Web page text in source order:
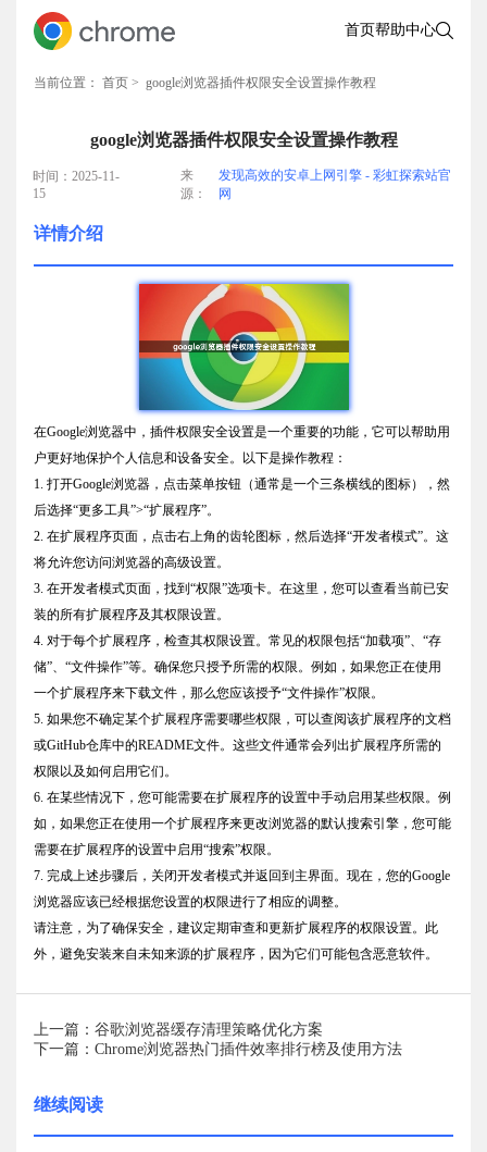
首页帮助中心
当前位置： 首页 > google浏览器插件权限安全设置操作教程
google浏览器插件权限安全设置操作教程
时间：2025-11-
15
来
源：
发现高效的安卓上网引擎 - 彩虹探索站官
网
详情介绍
在Google浏览器中，插件权限安全设置是一个重要的功能，它可以帮助用
户更好地保护个人信息和设备安全。以下是操作教程：
1. 打开Google浏览器，点击菜单按钮（通常是一个三条横线的图标），然
后选择“更多工具”>“扩展程序”。
2. 在扩展程序页面，点击右上角的齿轮图标，然后选择“开发者模式”。这
将允许您访问浏览器的高级设置。
3. 在开发者模式页面，找到“权限”选项卡。在这里，您可以查看当前已安
装的所有扩展程序及其权限设置。
4. 对于每个扩展程序，检查其权限设置。常见的权限包括“加载项”、“存
储”、“文件操作”等。确保您只授予所需的权限。例如，如果您正在使用
一个扩展程序来下载文件，那么您应该授予“文件操作”权限。
5. 如果您不确定某个扩展程序需要哪些权限，可以查阅该扩展程序的文档
或GitHub仓库中的README文件。这些文件通常会列出扩展程序所需的
权限以及如何启用它们。
6. 在某些情况下，您可能需要在扩展程序的设置中手动启用某些权限。例
如，如果您正在使用一个扩展程序来更改浏览器的默认搜索引擎，您可能
需要在扩展程序的设置中启用“搜索”权限。
7. 完成上述步骤后，关闭开发者模式并返回到主界面。现在，您的Google
浏览器应该已经根据您设置的权限进行了相应的调整。
请注意，为了确保安全，建议定期审查和更新扩展程序的权限设置。此
外，避免安装来自未知来源的扩展程序，因为它们可能包含恶意软件。
上一篇：谷歌浏览器缓存清理策略优化方案
下一篇：Chrome浏览器热门插件效率排行榜及使用方法
继续阅读